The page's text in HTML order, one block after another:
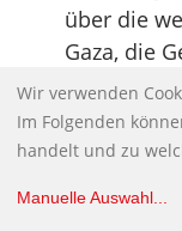
über die
Gaza, die
Druck in
verzerrte
Wir verwenden
Im Folgenden
handelt und zu
Manuelle Auswahl...